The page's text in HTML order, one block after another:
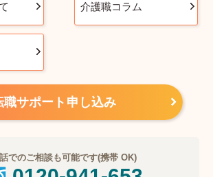
介護職コラム
職サポート申し込み
でのご相談も可能です(携帯 OK)